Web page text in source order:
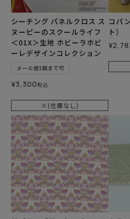
シーチング パネルクロス ス
ヌーピーのスクールライフ
＜01X＞生地 ホビーラホビ
ーレデザインコレクション
メール便1個まで可
¥3,300税込
×(在庫なし)
コパ
ト）
¥